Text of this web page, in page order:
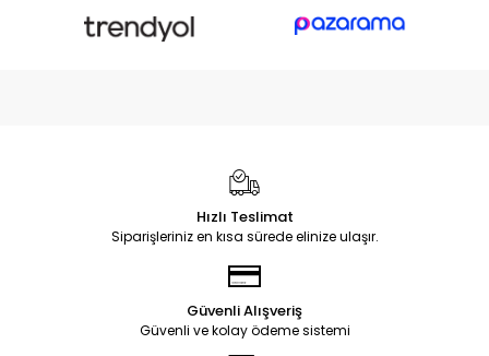
Hızlı Teslimat
Siparişleriniz en kısa sürede elinize ulaşır.
Güvenli Alışveriş
Güvenli ve kolay ödeme sistemi